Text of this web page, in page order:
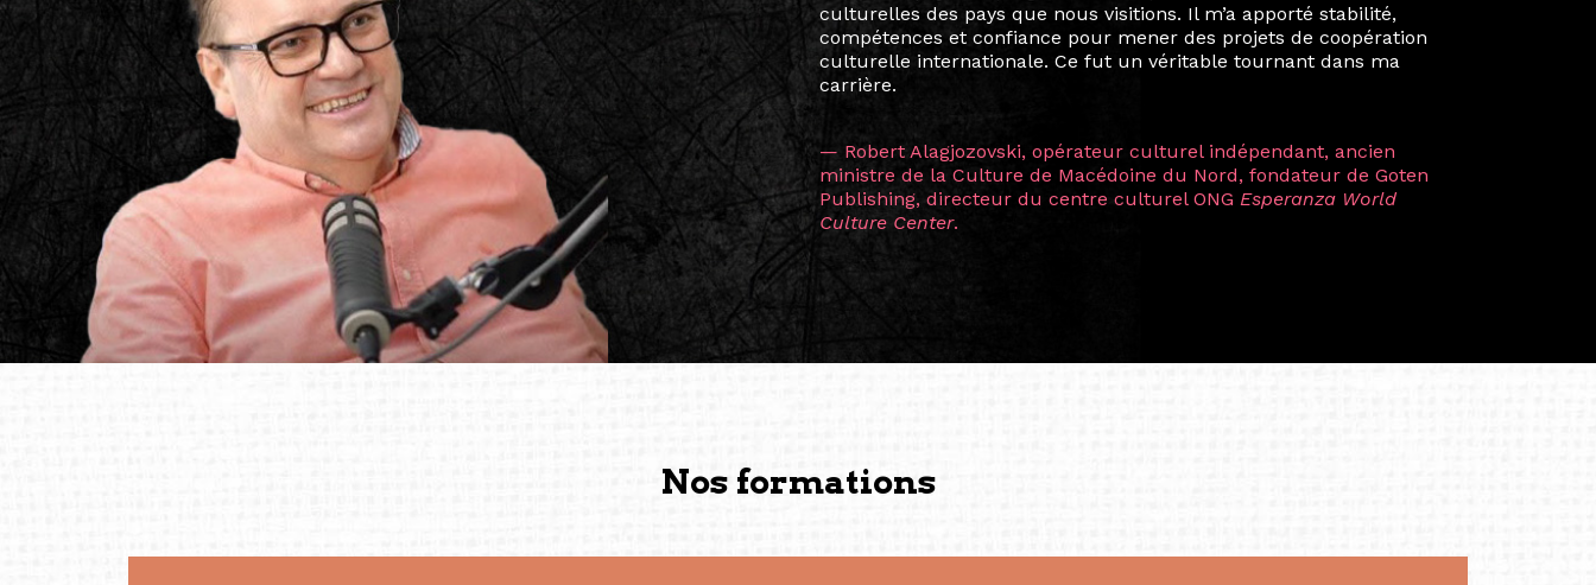
allant de Baguio City à Pékin, de Helsinki à Kuala Lumpur, Langkawi,
Manille, Tokyo et Varsovie, renforçant ainsi ma vision de curatrice
consistant à connecter des artistes à travers les disciplines et les
continents.
L’une des rencontres les plus marquantes fut celle avec ma
consœur HicterienneRuthe Zuntz — une amitié dont la générosité et
la vision ont transformé ma trajectoire et m’ont conduite de
Singapour à Berlin pendant près d’une décennie. Aujourd’hui encore,
les amitiés forgées durant cette année intense et inspirante
solidité et m’encouragent à continuer de rêver, de créer et de tendre
vers de nouvelles possibilités.
— Vanini Belarmino (Singapore /Germany)
(Photography: Geric Cruz)